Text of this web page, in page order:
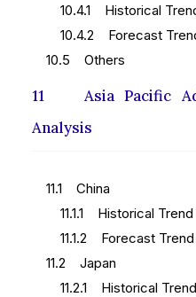
10.4.1 Historical Trend
10.4.2 Forecast
10.5 Others
11 Asia Pacific
Analysis
11.1 China
11.1.1 Historical Trend
11.1.2 Forecast Trend
11.2 Japan
11.2.1 Historical Trend